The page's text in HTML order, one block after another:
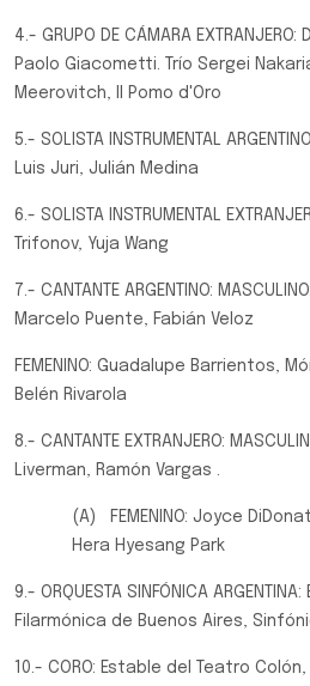
4.- GRUPO DE CÁMARA
Paolo Giacometti. Trío Sergei
Meerovitch, Il Pomo d'Oro
5.- SOLISTA INSTRUMENTAL
Luis Juri,
6.- SOLISTA INSTRUMENTAL
Trifonov, Yuja Wang
7.- CANTANTE ARGENTINO:
Marcelo Puente, Fabián Veloz
FEMENINO: Guadalupe Barrientos,
Belén Rivarola
8.- CANTANTE EXTRANJERO:
Liverman, Ramón Vargas .
(A) FEMENINO: Joyce
Hera Hyesang Park
9.- ORQUESTA SINFÓNICA
Filarmónica de Buenos Aires,
10.- CORO: Estable del Teatro